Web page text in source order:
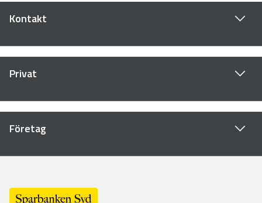
Kontakt
Privat
Företag